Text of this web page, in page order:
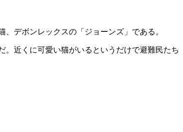
デボンレックスの「ジョーンズ」である。
近くに可愛い猫がいるというだけで避難民たち